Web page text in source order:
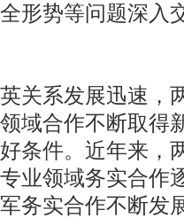
形势等问题深入
系发展迅速，
域合作不断取得
条件。近年来，
业领域务实合作
务实合作不断发